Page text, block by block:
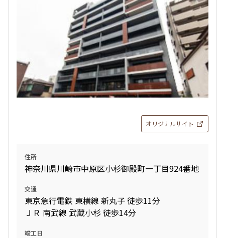
オリジナルサイト
住所
神奈川県川崎市中原区小杉御殿町一丁目924番地
交通
東京急行電鉄 東横線 新丸子 徒歩11分
ＪＲ 南武線 武蔵小杉 徒歩14分
竣工日